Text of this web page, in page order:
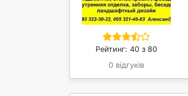
Рейтинг: 40 з 80
0 відгуків